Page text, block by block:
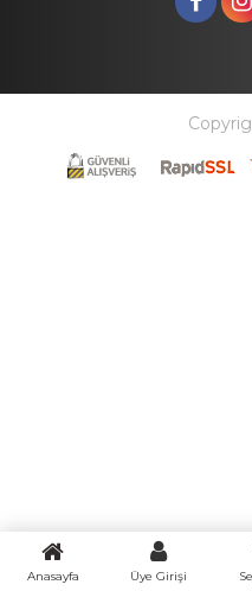
Anasayfa Üye Girişi